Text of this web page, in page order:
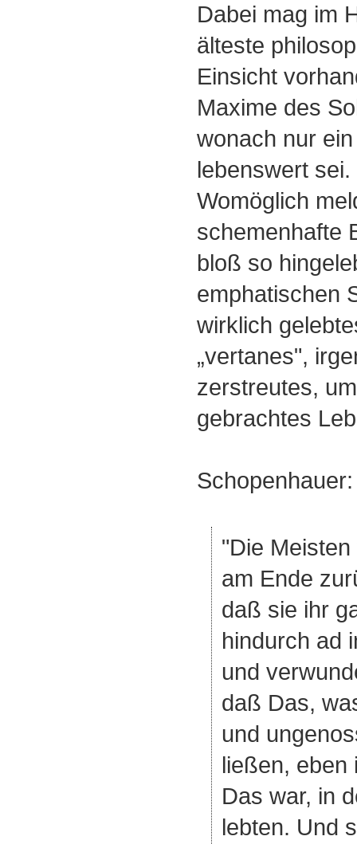
Dabei mag im
älteste
Einsicht
Maxime des
wonach nur
lebenswert sei.
Womöglich
schemenhafte
bloß so
emphatischen
wirklich
„vertanes",
zerstreutes,
gebrachtes
Schopenhauer:
Die
am Ende
daß sie ihr
hindurch ad
und
daß Das,
und
ließen, eben
Das war, in
lebten. Und